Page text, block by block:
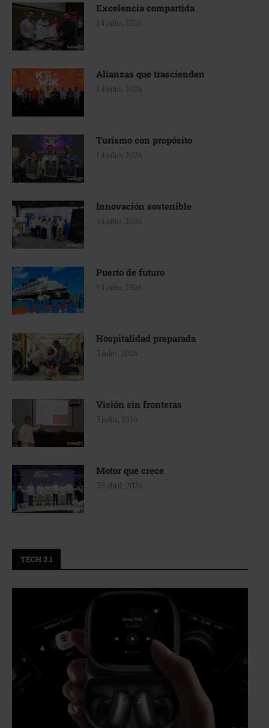
Excelencia compartida
14 julio, 2026
Alianzas que trascienden
14 julio, 2026
Turismo con propósito
14 julio, 2026
Innovación sostenible
14 julio, 2026
Puerto de futuro
14 julio, 2026
Hospitalidad preparada
3 julio, 2026
Visión sin fronteras
3 julio, 2026
Motor que crece
30 abril, 2026
TECH 2.1